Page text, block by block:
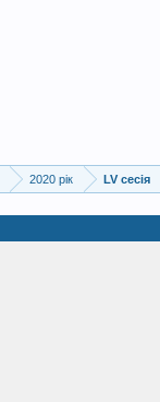
2020 рік LV сесія